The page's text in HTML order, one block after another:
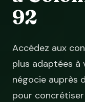
92
Accédez aux
plus adaptées
négocie auprès
pour